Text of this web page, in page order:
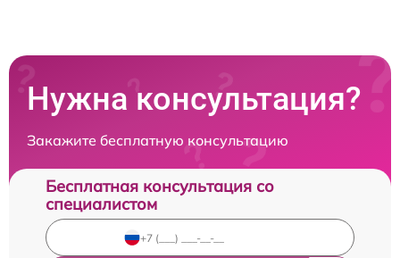
Нужна консультация?
Закажите бесплатную консультацию
Бесплатная консультация со
специалистом